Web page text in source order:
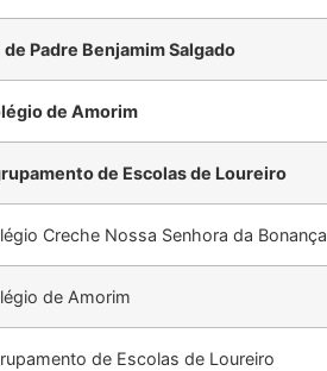
de Padre Benjamim Salgado
de Amorim
de Escolas de Loureiro
Creche Nossa Senhora da Bonança
de Amorim
de Escolas de Loureiro